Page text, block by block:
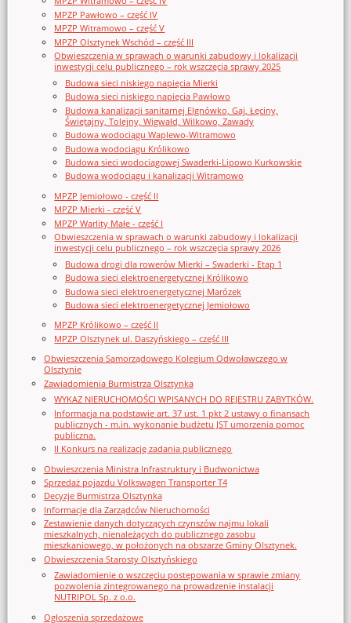
MPZP Pawłowo – część IV
MPZP Witramowo – część V
MPZP Olsztynek Wschód – część III
Obwieszczenia w sprawach o warunki zabudowy i lokalizacji
inwestycji celu publicznego – rok wszczęcia sprawy 2025
Budowa sieci niskiego napięcia Mierki
Budowa sieci niskiego napięcia Pawłowo
Budowa kanalizacji sanitarnej Elgnówko, Gaj, Łęciny,
Świętajny, Tolejny, Wigwałd, Wilkowo, Zawady
Budowa wodociągu Waplewo-Witramowo
Budowa wodociągu Królikowo
Budowa sieci wodociągowej Swaderki-Lipowo Kurkowskie
Budowa wodociągu i kanalizacji Witramowo
MPZP Jemiołowo - część II
MPZP Mierki - część V
MPZP Warlity Małe - część I
Obwieszczenia w sprawach o warunki zabudowy i lokalizacji
inwestycji celu publicznego – rok wszczęcia sprawy 2026
Budowa drogi dla rowerów Mierki – Swaderki - Etap 1
Budowa sieci elektroenergetycznej Królikowo
Budowa sieci elektroenergetycznej Marózek
Budowa sieci elektroenergetycznej Jemiołowo
MPZP Królikowo – część II
MPZP Olsztynek ul. Daszyńskiego – część III
Obwieszczenia Samorządowego Kolegium Odwoławczego w
Olsztynie
Zawiadomienia Burmistrza Olsztynka
WYKAZ NIERUCHOMOŚCI WPISANYCH DO REJESTRU ZABYTKÓW.
Informacja na podstawie art. 37 ust. 1 pkt 2 ustawy o finansach
publicznych - m.in. wykonanie budżetu JST umorzenia pomoc
publiczna.
II Konkurs na realizację zadania publicznego
Obwieszczenia Ministra Infrastruktury i Budwonictwa
Sprzedaż pojazdu Volkswagen Transporter T4
Decyzje Burmistrza Olsztynka
Informacje dla Zarządców Nieruchomości
Zestawienie danych dotyczących czynszów najmu lokali
mieszkalnych, nienależących do publicznego zasobu
mieszkaniowego, w położonych na obszarze Gminy Olsztynek.
Obwieszczenia Starosty Olsztyńskiego
Zawiadomienie o wszczęciu postępowania w sprawie zmiany
pozwolenia zintegrowanego na prowadzenie instalacji
NUTRIPOL Sp. z o.o.
Ogłoszenia sprzedażowe